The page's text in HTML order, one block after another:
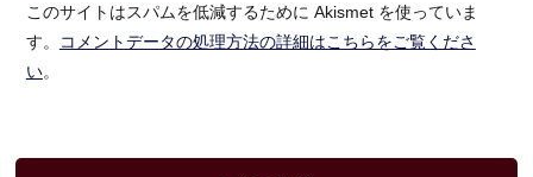
このサイトはスパムを低減するために Akismet を使っていま
す。
コメントデータの処理方法の詳細はこちらをご覧くださ
い。